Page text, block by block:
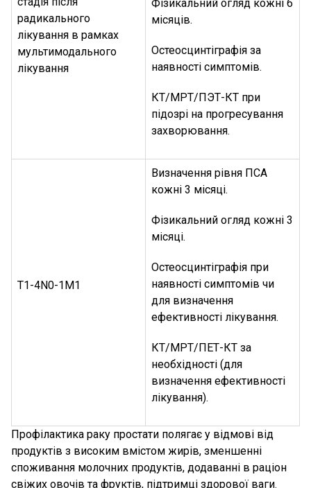
радикального
лікування в рамках
мультимодального
лікування
Фізикальний огляд кожні 6
місяців.
Остеосцинтіграфія за
наявності симптомів.
КТ/МРТ/ПЭТ-КТ при
підозрі на прогресування
захворювання.
T1-4N0-1M1
Визначення рівня ПСА
кожні 3 місяці.
Фізикальний огляд кожні 3
місяці.
Остеосцинтіграфія при
наявності симптомів чи
для визначення
ефективності лікування.
КТ/МРТ/ПЕТ-КТ за
необхідності (для
визначення ефективності
лікування).
Профілактика раку простати полягає у відмові від
продуктів з високим вмістом жирів, зменшенні
споживання молочних продуктів, додаванні в раціон
свіжих овочів та фруктів, підтримці здорової ваги.